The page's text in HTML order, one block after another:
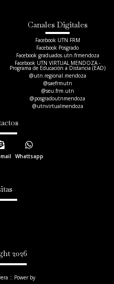
Canales Digitales
Facebook UTN FRM
Facebook Posgrado
Facebook graduados.utn.frmendoza
Facebook UTN VIRTUAL MENDOZA -
Programa de Educación a Distancia (EAD)
@utn.regional.mendoza
@saefrmutn
@seu.frm.utn
@posgradoutnmendoza
@utnvirtualmendoza
Whattsapp
2026
:: Power by